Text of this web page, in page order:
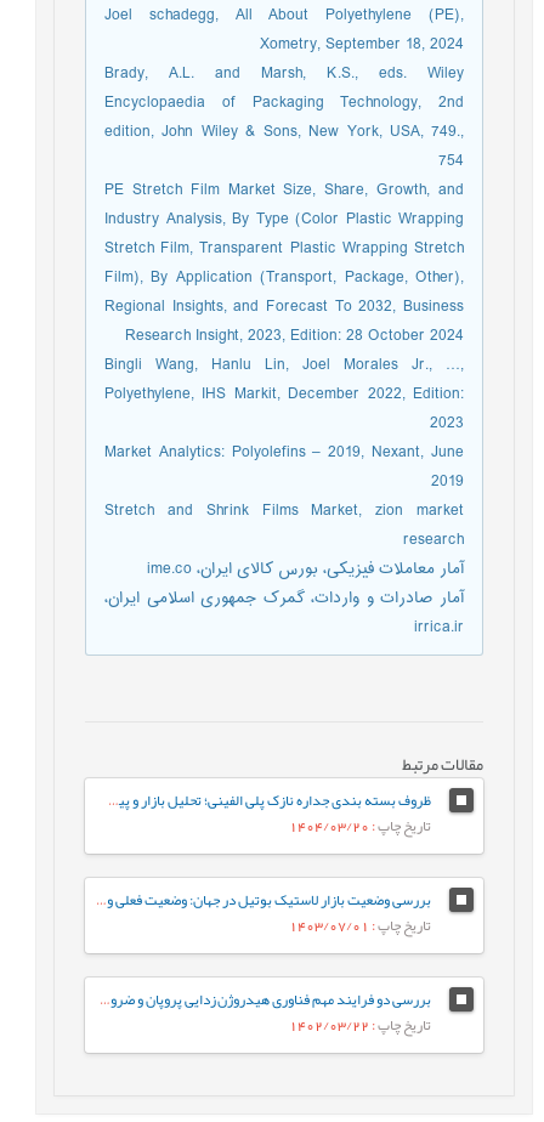
Joel schadegg, All About Polyethylene (PE),
Xometry, September 18, 2024
Brady, A.L. and Marsh, K.S., eds. Wiley
Encyclopaedia of Packaging Technology, 2nd
edition, John Wiley & Sons, New York, USA, 749.,
754
PE Stretch Film Market Size, Share, Growth, and
Industry Analysis, By Type (Color Plastic Wrapping
Stretch Film, Transparent Plastic Wrapping Stretch
Film), By Application (Transport, Package, Other),
Regional Insights, and Forecast To 2032, Business
Research Insight, 2023, Edition: 28 October 2024
Bingli Wang, Hanlu Lin, Joel Morales Jr., …,
Polyethylene, IHS Markit, December 2022, Edition:
2023
Market Analytics: Polyolefins – 2019, Nexant, June
2019
Stretch and Shrink Films Market, zion market
research
آمار معاملات فیزیکی، بورس کالای ایران، ime.co
آمار صادرات و واردات، گمرک جمهوری اسلامی ایران،
irrica.ir
مقالات مرتبط
ظروف بسته بندی جداره نازک پلی الفینی؛ تحلیل بازار و پیش بینی آینده
تاریخ چاپ: 1404/03/20
بررسی وضعیت بازار لاستیک بوتیل در جهان: وضعیت فعلی و پیش بینی آینده
تاریخ چاپ: 1403/07/01
بررسی دو فرایند مهم فناوری هیدروژن زدایی پروپان و ضرورت استفاده از این فناوری در صنعت پتروشیمی ایران
تاریخ چاپ: 1402/03/22